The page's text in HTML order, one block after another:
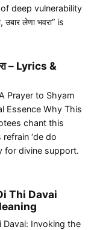
deep vulnerability
लेणा भवरा” is
– Lyrics &
– A Prayer to Shyam
Essence Why This
chant this
‘de do
for divine support.
Thi Davai
Davai: Invoking the